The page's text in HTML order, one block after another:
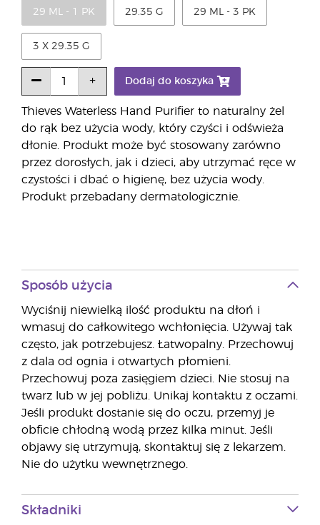
Thieves Waterless Hand Purifier to naturalny żel
do rąk bez użycia wody, który czyści i odświeża
dłonie. Produkt może być stosowany zarówno
przez dorosłych, jak i dzieci, aby utrzymać ręce w
czystości i dbać o higienę, bez użycia wody.
Produkt przebadany dermatologicznie.
29 ML - 1 PK 29.35 G 29 ML - 3 PK
3 X 29.35 G
Dodaj do koszyka
Sposób użycia
Wyciśnij niewielką ilość produktu na dłoń i
wmasuj do całkowitego wchłonięcia. Używaj tak
często, jak potrzebujesz. Łatwopalny. Przechowuj
z dala od ognia i otwartych płomieni.
Przechowuj poza zasięgiem dzieci. Nie stosuj na
twarz lub w jej pobliżu. Unikaj kontaktu z oczami.
Jeśli produkt dostanie się do oczu, przemyj je
obficie chłodną wodą przez kilka minut. Jeśli
objawy się utrzymują, skontaktuj się z lekarzem.
Nie do użytku wewnętrznego.
Składniki